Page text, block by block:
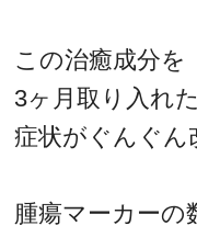
この治癒成分を
3ヶ月取り入れ
症状がぐんぐん
腫瘍マーカーの